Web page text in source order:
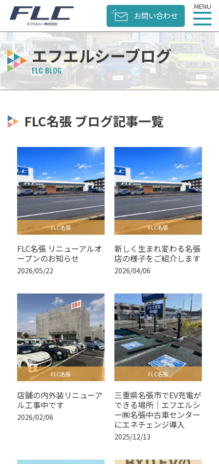
お問い合わせ
エフエルシーブログ
FLC名張 ブログ記事一覧
FLC名張
FLC名張 リニューアルオ
ープンのお知らせ
2026/05/22
FLC名張
新しく生まれ変わる名張
店の様子をご紹介します
2026/04/06
FLC名張
店舗の内外装リニューア
ル工事中です
2026/02/06
FLC名張
三重県名張市でEV充電が
できる場所｜エフエルシ
ー㈱名張中古車センター
にエネチェンジ導入
2025/12/13